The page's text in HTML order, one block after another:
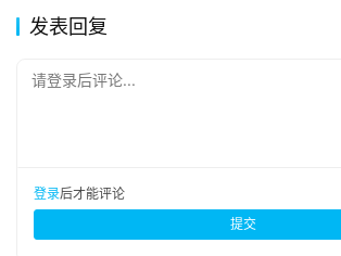
发表回复
请登录后评论...
登录后才能评论
提交